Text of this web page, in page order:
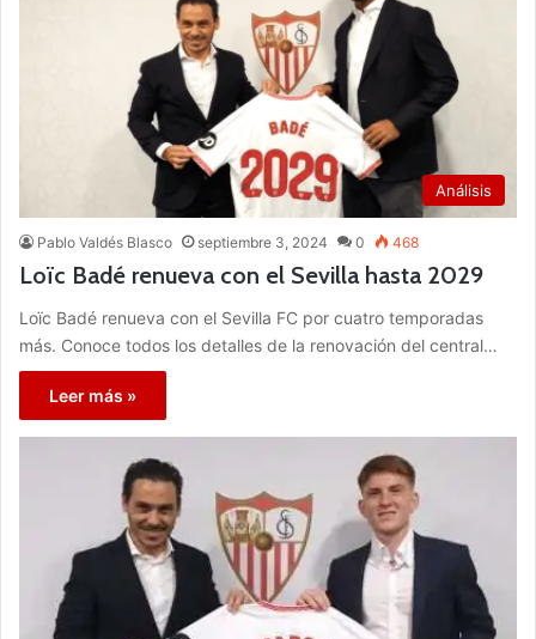
Análisis
Pablo Valdés Blasco septiembre 3, 2024 0 468
Loïc Badé renueva con el Sevilla hasta 2029
Loïc Badé renueva con el Sevilla FC por cuatro temporadas
más. Conoce todos los detalles de la renovación del central…
Leer más »